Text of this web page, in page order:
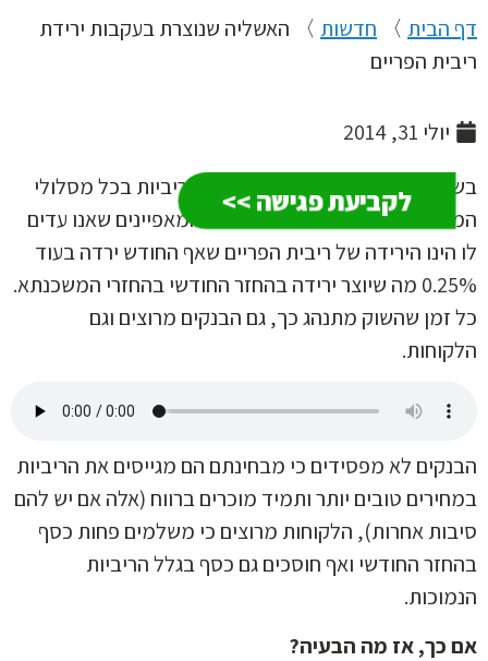
לקביעת פגישה >>
〉חדשות〉האשליה שנוצרת בעקבות ירידת
הפריים
יולי 31, 2014
האחרונות אנו עדים לירידות בריביות בכל מסלולי
במדינת ישראל. אחד המאפיינים שאנו עדים
הירידה של ריבית הפריים שאף החודש ירדה בעוד
0.25% מה שיוצר ירידה בהחזר החודשי בהחזרי המשכנתא.
שהשוק מתנהג כך, גם הבנקים מרוצים וגם
לא מפסידים כי מבחינתם הם מגייסים את הריביות
טובים יותר ותמיד מוכרים ברווח (אלה אם יש להם
אחרות), הלקוחות מרוצים כי משלמים פחות כסף
החודשי ואף חוסכים גם כסף בגלל הריביות
כך, אז מה הבעיה?